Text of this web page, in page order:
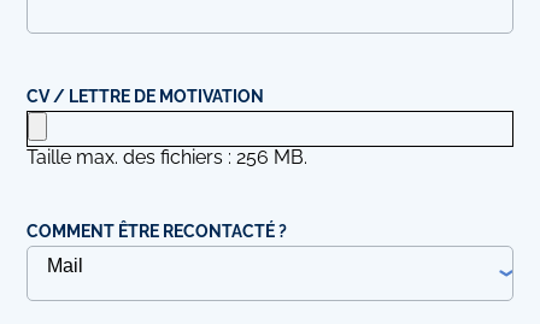
CV / LETTRE DE MOTIVATION
Taille max. des fichiers : 256 MB.
COMMENT ÊTRE RECONTACTÉ ?